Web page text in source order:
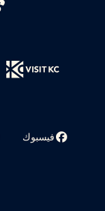
فيسبوك
رابط الملف